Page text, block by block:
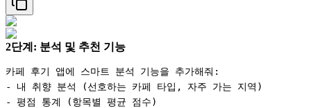
2단계: 분석 및 추천 기능
카페 후기 앱에 스마트 분석 기능을 추가해줘:
- 내 취향 분석 (선호하는 카페 타입, 자주 가는 지역)
- 평점 통계 (항목별 평균 점수)